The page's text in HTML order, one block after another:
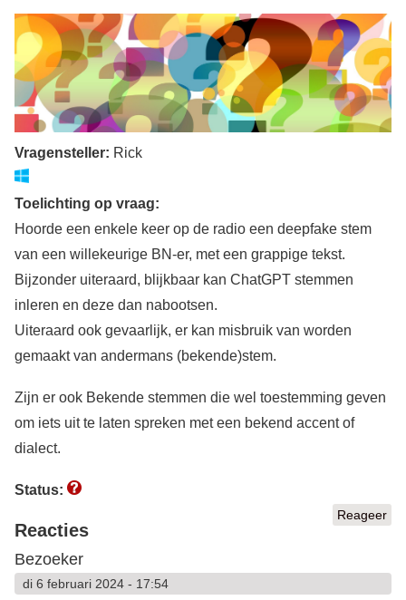
Vragensteller: Rick
Toelichting op vraag:
Hoorde een enkele keer op de radio een deepfake stem
van een willekeurige BN-er, met een grappige tekst.
Bijzonder uiteraard, blijkbaar kan ChatGPT stemmen
inleren en deze dan nabootsen.
Uiteraard ook gevaarlijk, er kan misbruik van worden
gemaakt van andermans (bekende)stem.
Zijn er ook Bekende stemmen die wel toestemming geven
om iets uit te laten spreken met een bekend accent of
dialect.
Status:
Reageer
Reacties
Bezoeker
di 6 februari 2024 - 17:54